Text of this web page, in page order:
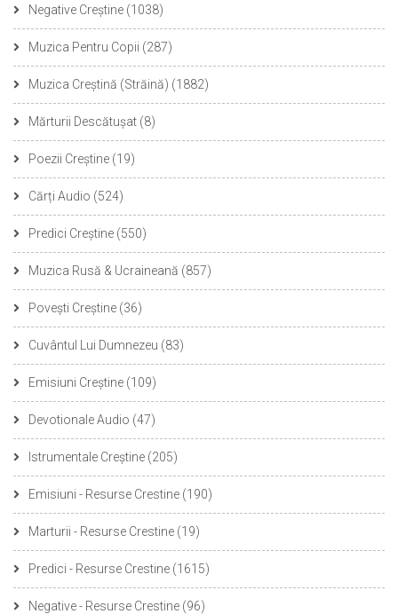
Negative Creștine (1038)
Muzica Pentru Copii (287)
Muzica Creștină (Străină) (1882)
Mărturii Descătușat (8)
Poezii Creștine (19)
Cărți Audio (524)
Predici Creștine (550)
Muzica Rusă & Ucraineană (857)
Povești Creștine (36)
Cuvântul Lui Dumnezeu (83)
Emisiuni Creștine (109)
Devotionale Audio (47)
Istrumentale Creștine (205)
Emisiuni - Resurse Crestine (190)
Marturii - Resurse Crestine (19)
Predici - Resurse Crestine (1615)
Negative - Resurse Crestine (96)